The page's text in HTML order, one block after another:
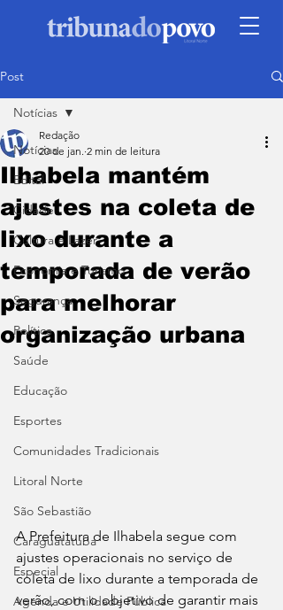
Post
Notícias
Edital
Cidade
Cultura e Lazer
Economia e Turismo
Segurança
Política
Saúde
Educação
Esportes
Comunidades Tradicionais
Litoral Norte
São Sebastião
Caraguatatuba
Especial
Agenda e Utilidade Pública
Notícias
Ilhabela mantém
ajustes na coleta de
lixo durante a
temporada de verão
para melhorar
organização urbana
Redação
20 de jan. 2 min de leitura
A Prefeitura de Ilhabela segue com
ajustes operacionais no serviço de
coleta de lixo durante a temporada de
verão, com o objetivo de garantir mais